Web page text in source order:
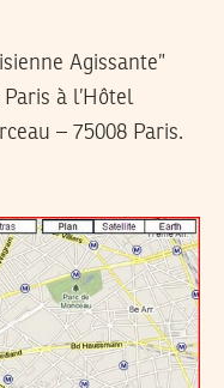
Agissante”
à l’Hôtel
– 75008 Paris.